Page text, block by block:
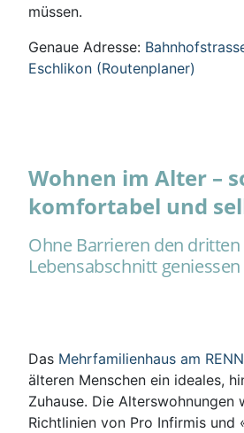
müssen.
Genaue Adresse:
Eschlikon (Routenplaner)
Wohnen im Alter –
komfortabel und
Ohne Barrieren den dritten
Lebensabschnitt geniessen
Das Mehrfamilienhaus am
älteren Menschen ein ideales,
Zuhause. Die Alterswohnungen
Richtlinien von Pro Infirmis und